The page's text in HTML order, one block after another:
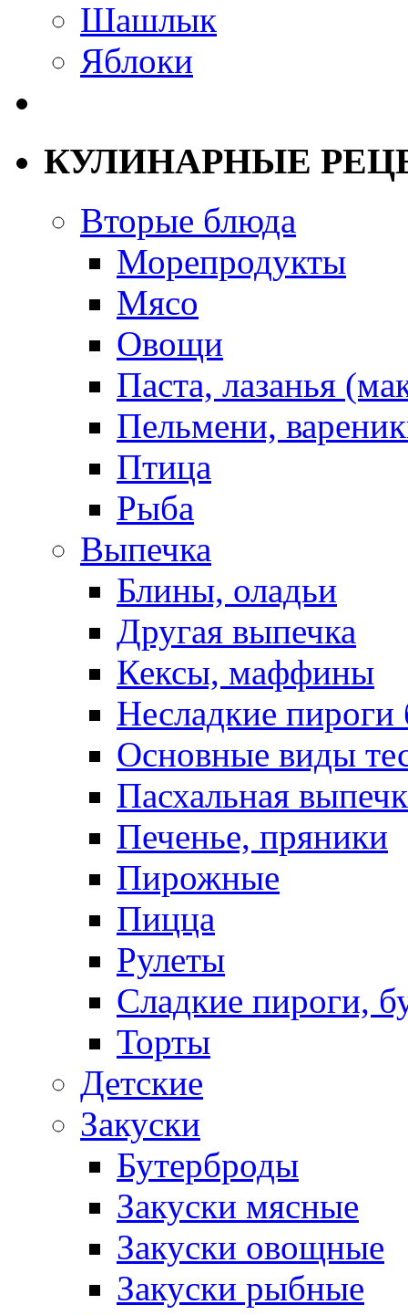
Шашлык
Яблоки
КУЛИНАРНЫЕ
Вторые блюда
Морепродукты
Мясо
Овощи
Паста, лазанья
Пельмени,
Птица
Рыба
Выпечка
Блины, оладьи
Другая выпечка
Кексы, маффины
Несладкие пироги
Основные виды
Пасхальная
Печенье, пряники
Пирожные
Пицца
Рулеты
Сладкие пироги,
Торты
Детские
Закуски
Бутерброды
Закуски мясные
Закуски овощные
Закуски рыбные